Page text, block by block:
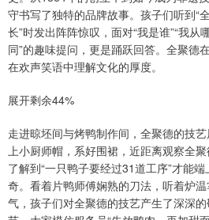
守书写了独特的品牌故事。孩子们听到“
长”时发出阵阵惊叹，面对“我是谁”“我从
同”的趣味提问，更是踊跃回答。全聚德
在欢声笑语中理解文化的厚度。
展开剩余44%
走进晾坯间与烤鸭制作间，全聚德的技
上小厨师帽，系好围裙，近距离观察全
了解到“一只鸭子要经过31道工序”才能
奇。看着片鸭师傅娴熟的刀法，听着炉
气，孩子们对全聚德的技艺产生了深深